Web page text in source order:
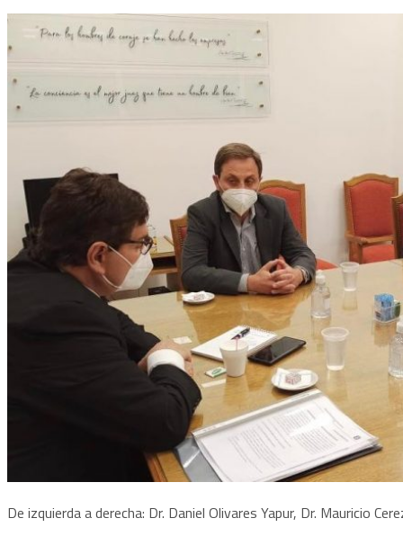
De izquierda a derecha: Dr. Daniel Olivares Yapur, Dr. Mauricio